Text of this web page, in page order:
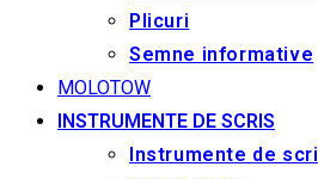
Plicuri
Semne informative
MOLOTOW
INSTRUMENTE DE SCRIS
Instrumente de